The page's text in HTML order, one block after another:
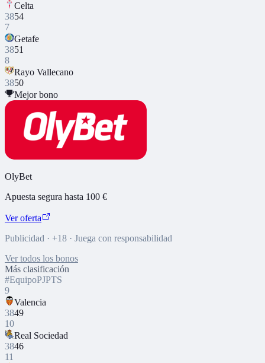
Celta
3854
7
Getafe
3851
8
Rayo Vallecano
3850
Mejor bono
OlyBet
Apuesta segura hasta 100 €
Ver oferta
Publicidad · +18 · Juega con responsabilidad
Ver todos los bonos
Más clasificación
#EquipoPJPTS
9
Valencia
3849
10
Real Sociedad
3846
11